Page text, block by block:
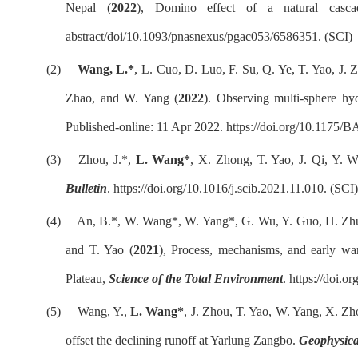
Nepal (2022), Domino effect of a natural
abstract/doi/10.1093/pnasnexus/pgac053/6586351 . (SCI)
(2) Wang, L.*, L. Cuo, D. Luo, F. Su, Q. Ye, T. Yao,
Zhao, and W. Yang (2022). Observing multi-sphere
Published-online: 11 Apr 2022.https://doi.org/10.1175/
(3) Zhou, J.*, L. Wang*, X. Zhong, T. Yao, J. Qi, Y.
Bulletin.https://doi.org/10.1016/j.scib.2021.11.010. (SCI)
(4) An, B.*, W. Wang*, W. Yang*, G. Wu, Y. Guo, H.
and T. Yao (2021), Process, mechanisms, and early
Plateau,Science of the Total Environment.https://
(5) Wang, Y.,L. Wang*, J. Zhou, T. Yao, W. Yang, X.
offset the declining runoff at Yarlung Zangbo.